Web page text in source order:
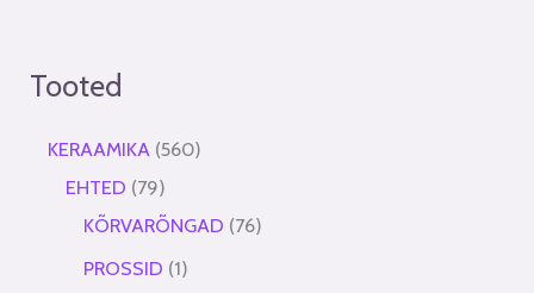
Tooted
KERAAMIKA 560
EHTED 79
KÕRVARÕNGAD 76
PROSSID 1